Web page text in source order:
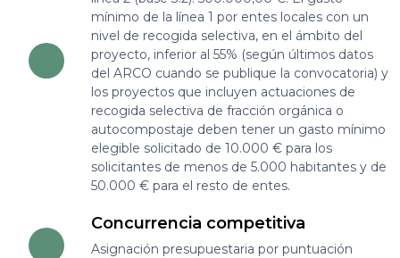
mínimo de la línea 1 por entes locales con un
nivel de recogida selectiva, en el ámbito del
proyecto, inferior al 55% (según últimos datos
del ARCO cuando se publique la convocatoria) y
los proyectos que incluyen actuaciones de
recogida selectiva de fracción orgánica o
autocompostaje deben tener un gasto mínimo
elegible solicitado de 10.000 € para los
solicitantes de menos de 5.000 habitantes y de
50.000 € para el resto de entes.
Concurrencia competitiva
Asignación presupuestaria por puntuación